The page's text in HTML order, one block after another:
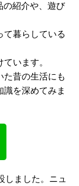
の紹介や、遊び
て暮らしている
います。
た昔の生活にも
識を深めてみま
しました。ニュ